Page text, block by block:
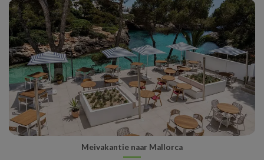
Meivakantie naar Mallorca